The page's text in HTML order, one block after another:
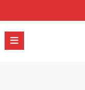
o
conteúdo